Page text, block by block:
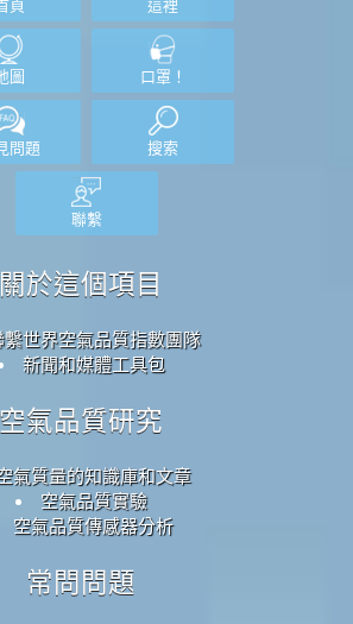
頁 這裡
圖 口罩！
問題 搜索
聯繫
關於這個項目
繫世界空氣品質指數團隊
新聞和媒體工具包
空氣品質研究
氣質量的知識庫和文章
空氣品質實驗
空氣品質傳感器分析
常問問題